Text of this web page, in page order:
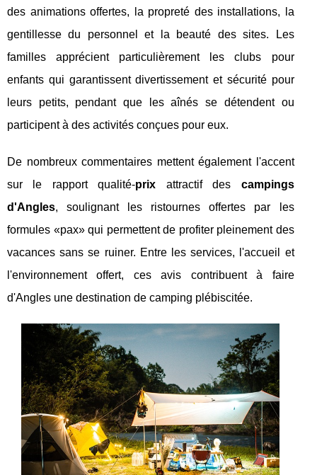
des animations offertes, la propreté des installations, la
gentillesse du personnel et la beauté des sites. Les
familles apprécient particulièrement les clubs pour
enfants qui garantissent divertissement et sécurité pour
leurs petits, pendant que les aînés se détendent ou
participent à des activités conçues pour eux.
De nombreux commentaires mettent également l'accent
sur le rapport qualité-prix attractif des campings
d'Angles, soulignant les ristournes offertes par les
formules «pax» qui permettent de profiter pleinement des
vacances sans se ruiner. Entre les services, l'accueil et
l'environnement offert, ces avis contribuent à faire
d'Angles une destination de camping plébiscitée.